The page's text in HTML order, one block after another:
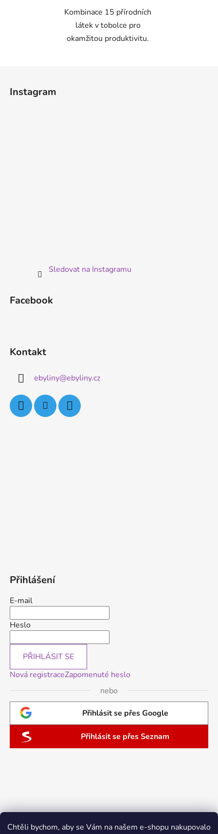
Chtěli bychom, aby se Vám na našem e-shopu nakupovalo
Kombinace 15 přírodních
látek v tobolce pro
okamžitou produktivitu.
Instagram
Sledovat na Instagramu
Facebook
Kontakt
ebyliny@ebyliny.cz
Přihlášení
E-mail
Heslo
PŘIHLÁSIT SE
Nová registraceZapomenuté heslo
nebo
Přihlásit se přes Google
Přihlásit se přes Seznam